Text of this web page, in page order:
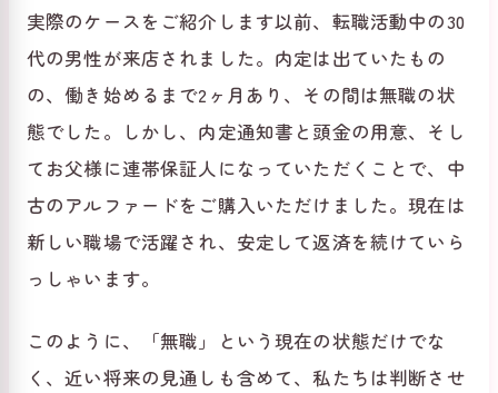
実際のケースをご紹介します以前、転職活動中の30
代の男性が来店されました。内定は出ていたもの
の、働き始めるまで2ヶ月あり、その間は無職の状
態でした。しかし、内定通知書と頭金の用意、そし
てお父様に連帯保証人になっていただくことで、中
古のアルファードをご購入いただけました。現在は
新しい職場で活躍され、安定して返済を続けていら
っしゃいます。
このように、「無職」という現在の状態だけでな
く、近い将来の見通しも含めて、私たちは判断させ